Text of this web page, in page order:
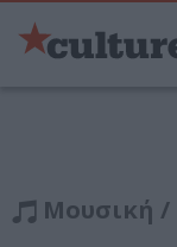
Μουσική /